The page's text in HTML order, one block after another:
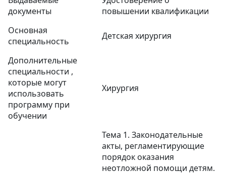
документы
повышении квалификации
Основная
специальность
Детская хирургия
Дополнительные
специальности ,
которые могут
использовать
программу при
обучении
Хирургия
Тема 1. Законодательные
акты, регламентирующие
порядок оказания
неотложной помощи детям.